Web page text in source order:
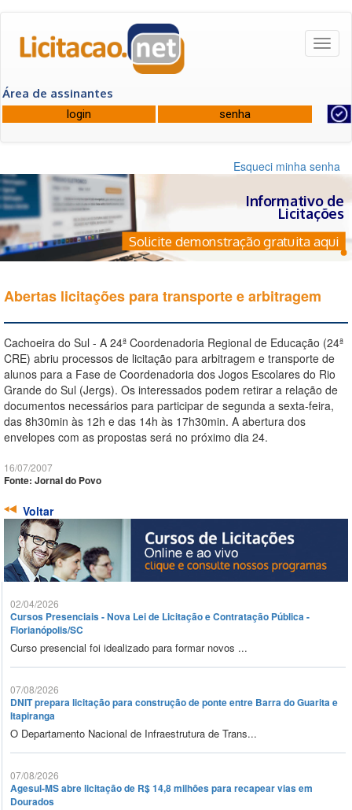
Área de assinantes
Esqueci minha senha
Informativo de
Licitações
Solicite demonstração gratuita aqui
Abertas licitações para transporte e arbitragem
Cachoeira do Sul - A 24ª Coordenadoria Regional de Educação (24ª
CRE) abriu processos de licitação para arbitragem e transporte de
alunos para a Fase de Coordenadoria dos Jogos Escolares do Rio
Grande do Sul (Jergs). Os interessados podem retirar a relação de
documentos necessários para participar de segunda a sexta-feira,
das 8h30min às 12h e das 14h às 17h30min. A abertura dos
envelopes com as propostas será no próximo dia 24.
16/07/2007
Fonte: Jornal do Povo
Voltar
02/04/2026
Cursos Presenciais - Nova Lei de Licitação e Contratação Pública -
Florianópolis/SC
Curso presencial foi idealizado para formar novos ...
07/08/2026
DNIT prepara licitação para construção de ponte entre Barra do Guarita e
Itapiranga
O Departamento Nacional de Infraestrutura de Trans...
07/08/2026
Agesul-MS abre licitação de R$ 14,8 milhões para recapear vias em
Dourados